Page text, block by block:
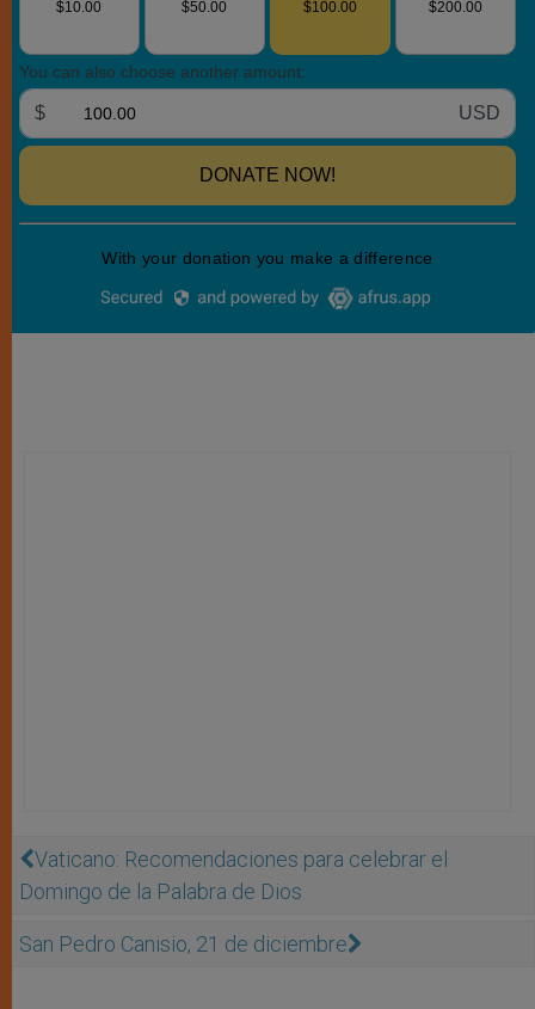
Vaticano: Recomendaciones para celebrar el
Domingo de la Palabra de Dios
San Pedro Canisio, 21 de diciembre